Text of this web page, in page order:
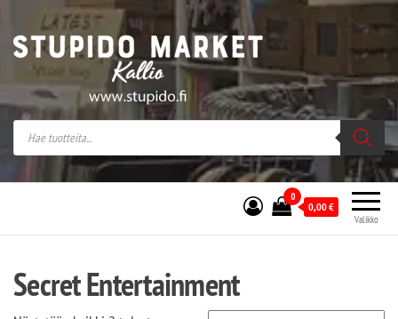
Stupido Market – verkossa ja kivijalassa
Stupido Market on vaihtoehtomusaan
erikoistunut verkko- sekä
kivijalkakauppa Helsingissä Kallion
sydämessä.
Valikko
0
0,00€
Secret Entertainment